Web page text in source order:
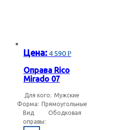
Цена: 4 590Р
Оправа Rico
Mirado 07
Для кого: Мужские
Форма: Прямоугольные
Вид
оправы:
Ободковая